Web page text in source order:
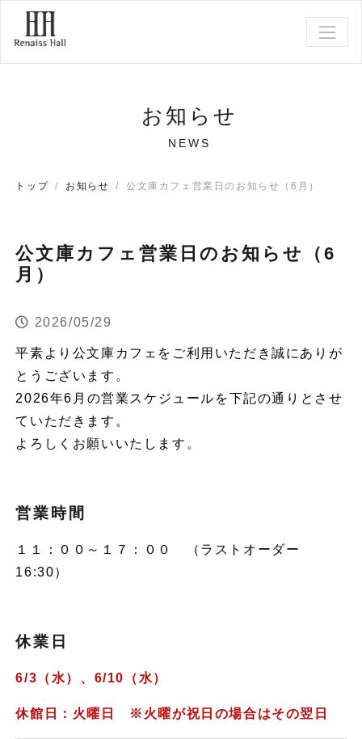
お知らせ
NEWS
トップ お知らせ 公文庫カフェ営業日のお知らせ（6月）
公文庫カフェ営業日のお知らせ（6
月）
2026/05/29
平素より公文庫カフェをご利用いただき誠にありが
とうございます。
2026年6月の営業スケジュールを下記の通りとさせ
ていただきます。
よろしくお願いいたします。
営業時間
１１：００～１７：００ （ラストオーダー
16:30）
休業日
6/3（水）、6/10（水）
休館日：火曜日 ※火曜が祝日の場合はその翌日